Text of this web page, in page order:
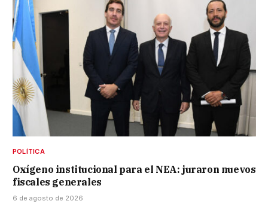
POLÍTICA
Oxígeno institucional para el NEA: juraron nuevos
fiscales generales
6 de agosto de 2026